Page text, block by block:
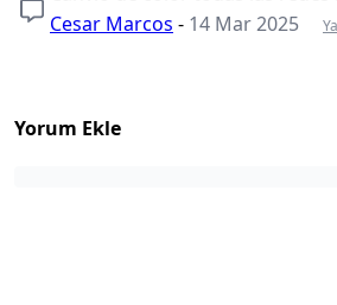
Cesar Marcos - 14 Mar 2025
Yorum Ekle